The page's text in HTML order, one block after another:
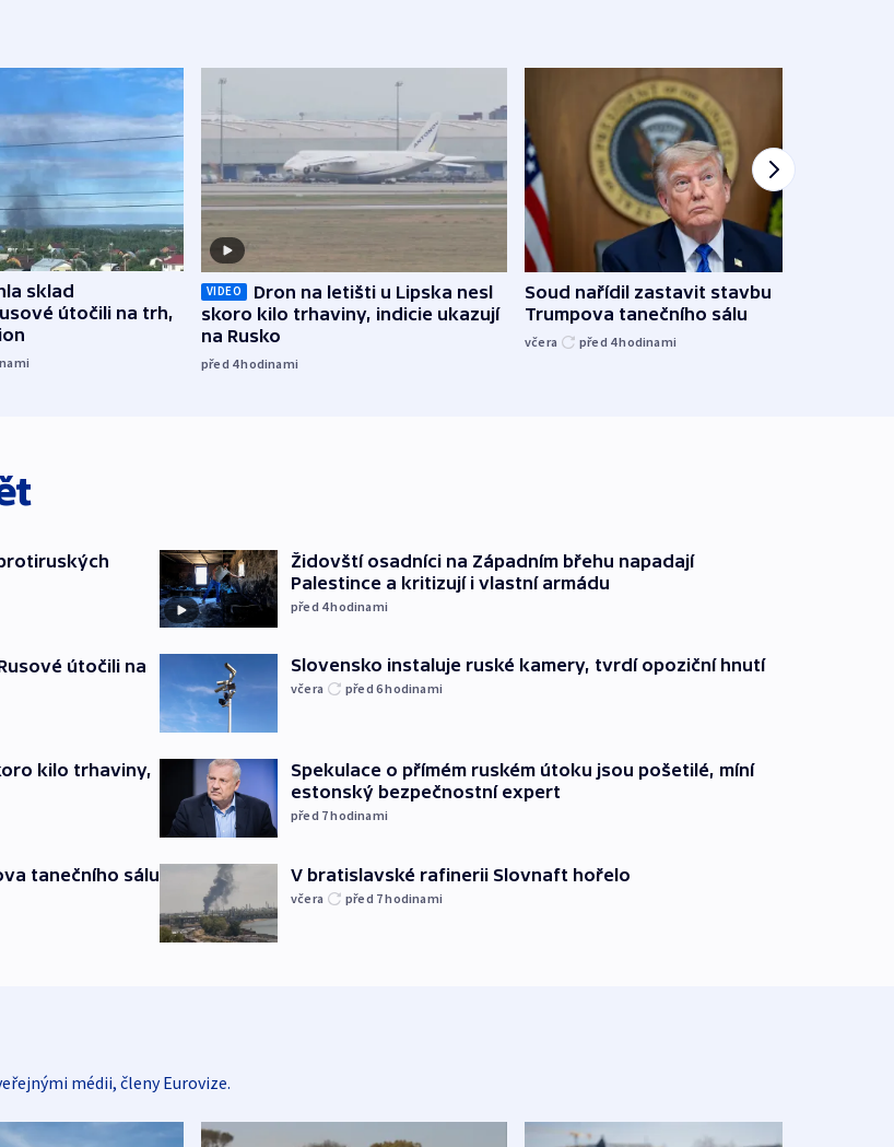
sklad
útočili na trh,
VIDEO
Dron na letišti u Lipska nesl
skoro kilo trhaviny, indicie ukazují
na Rusko
před 4hodinami
Soud nařídil zastavit stavbu
Trumpova tanečního sálu
včera před 4hodinami
útočili na
kilo trhaviny,
tanečního sálu
Židovští osadníci na Západním břehu napadají
Palestince a kritizují i vlastní armádu
před 4hodinami
Slovensko instaluje ruské kamery, tvrdí opoziční hnutí
včera před 6hodinami
Spekulace o přímém ruském útoku jsou pošetilé, míní
estonský bezpečnostní expert
před 7hodinami
V bratislavské rafinerii Slovnaft hořelo
včera před 7hodinami
médii, členy Eurovize.